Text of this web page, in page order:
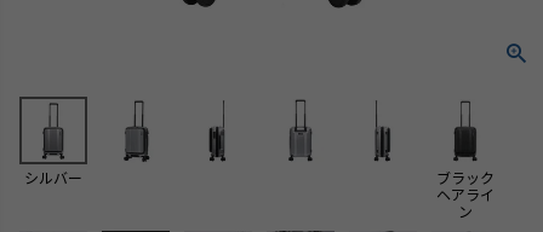
シルバー
ブラック
ヘアライ
ン